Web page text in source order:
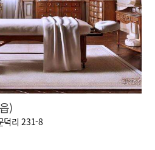
)
덕리 231-8